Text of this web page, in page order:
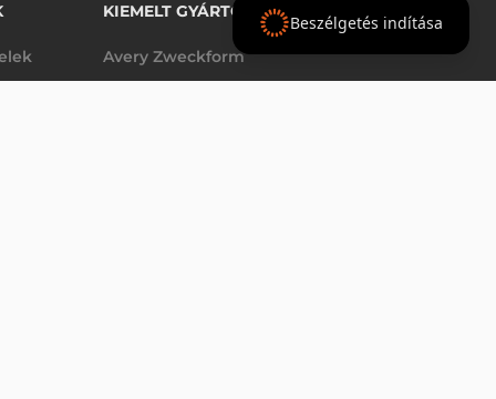
KIEMELT GYÁRTÓINK
Avery Zweckform
Beszélgetés indítása